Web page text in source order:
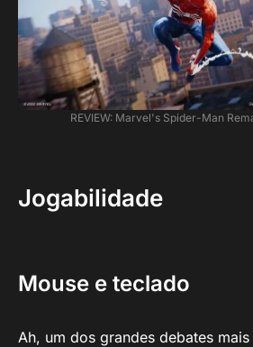
REVIEW: Marvel's Spider-Man
Jogabilidade
Mouse e teclado
Ah, um dos grandes debates